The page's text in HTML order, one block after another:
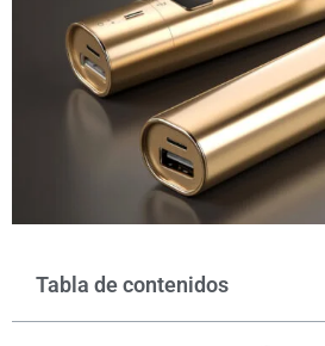
Tabla de contenidos